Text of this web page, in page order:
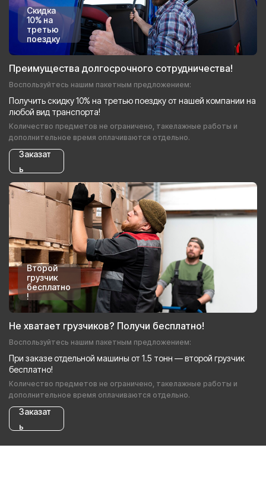
Скидка
10% на
третью
поездку
Преимущества долгосрочного сотрудничества!
Воспользуйтесь нашим пакетным предложением:
Получить скидку 10% на третью поездку от нашей компании на
любой вид транспорта!
Количество предметов не ограничено, такелажные работы и
дополнительное время оплачиваются отдельно.
Заказат
ь
Второй
грузчик
бесплатно
!
Не хватает грузчиков? Получи бесплатно!
Воспользуйтесь нашим пакетным предложением:
При заказе отдельной машины от 1.5 тонн — второй грузчик
бесплатно!
Количество предметов не ограничено, такелажные работы и
дополнительное время оплачиваются отдельно.
Заказат
ь